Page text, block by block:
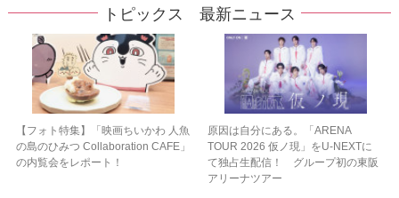
トピックス 最新ニュース
【フォト特集】「映画ちいかわ 人魚
の島のひみつ Collaboration CAFE」
の内覧会をレポート！
原因は自分にある。「ARENA
TOUR 2026 仮ノ現」をU-NEXTに
て独占生配信！ グループ初の東阪
アリーナツアー